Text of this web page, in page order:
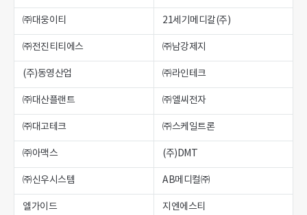
㈜대웅이티 21세기메디칼(주)
㈜전진티티에스 ㈜남강제지
(주)동영산업 ㈜라인테크
㈜대산플랜트 ㈜엘씨전자
㈜대고테크 ㈜스케일트론
㈜아맥스 (주)DMT
㈜신우시스템 AB메디컬㈜
엘가이드 지엔에스티